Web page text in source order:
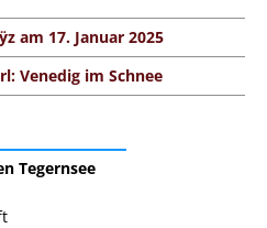
am 17. Januar 2025
Venedig im Schnee
Tegernsee